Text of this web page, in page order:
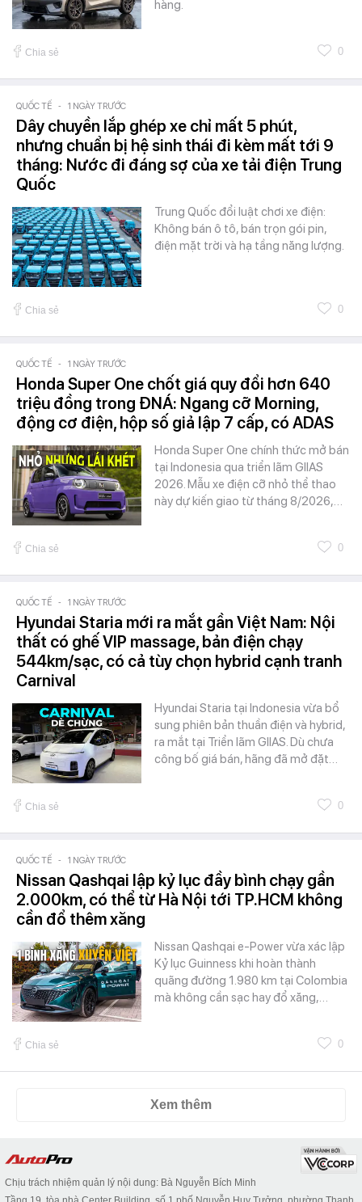
hàng.
Chia sẻ 0
QUỐC TẾ - 1 NGÀY TRƯỚC
Dây chuyền lắp ghép xe chỉ mất 5 phút,
nhưng chuẩn bị hệ sinh thái đi kèm mất tới 9
tháng: Nước đi đáng sợ của xe tải điện Trung
Quốc
Trung Quốc đổi luật chơi xe điện:
Không bán ô tô, bán trọn gói pin,
điện mặt trời và hạ tầng năng lượng.
Chia sẻ 0
QUỐC TẾ - 1 NGÀY TRƯỚC
Honda Super One chốt giá quy đổi hơn 640
triệu đồng trong ĐNÁ: Ngang cỡ Morning,
động cơ điện, hộp số giả lập 7 cấp, có ADAS
Honda Super One chính thức mở bán
tại Indonesia qua triển lãm GIIAS
2026. Mẫu xe điện cỡ nhỏ thể thao
này dự kiến giao từ tháng 8/2026,…
Chia sẻ 0
QUỐC TẾ - 1 NGÀY TRƯỚC
Hyundai Staria mới ra mắt gần Việt Nam: Nội
thất có ghế VIP massage, bản điện chạy
544km/sạc, có cả tùy chọn hybrid cạnh tranh
Carnival
Hyundai Staria tại Indonesia vừa bổ
sung phiên bản thuần điện và hybrid,
ra mắt tại Triển lãm GIIAS. Dù chưa
công bố giá bán, hãng đã mở đặt…
Chia sẻ 0
QUỐC TẾ - 1 NGÀY TRƯỚC
Nissan Qashqai lập kỷ lục đầy bình chạy gần
2.000km, có thể từ Hà Nội tới TP.HCM không
cần đổ thêm xăng
Nissan Qashqai e-Power vừa xác lập
Kỷ lục Guinness khi hoàn thành
quãng đường 1.980 km tại Colombia
mà không cần sạc hay đổ xăng,…
Chia sẻ 0
Xem thêm
Chịu trách nhiệm quản lý nội dung: Bà Nguyễn Bích Minh